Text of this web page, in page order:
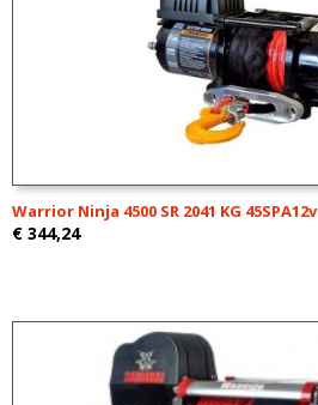
Warrior Ninja 4500 SR 2041 KG 45SPA12v
€ 344,24